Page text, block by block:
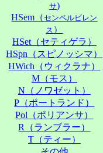
サ)
HSem（ センペルビレン
ス ）
HSet（セティゲラ）
HSpn（スピノッシマ）
HWich（ウィクラナ）
M（モス）
N（ノワゼット）
P（ポートランド）
Pol（ポリアンサ）
R（ランブラー）
T（ティー）